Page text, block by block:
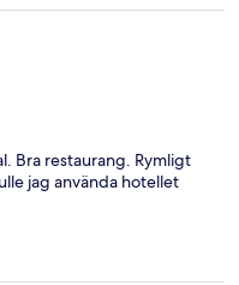
Bra restaurang. Rymligt
jag använda hotellet